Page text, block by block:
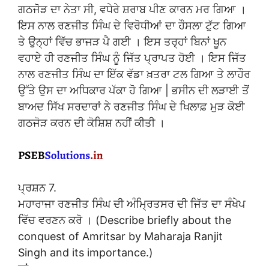
ਗਠਜੋੜ ਦਾ ਨੇਤਾ ਸੀ, ਵਧੇਰੇ ਸ਼ਰਾਬ ਪੀਣ ਕਾਰਨ ਮਰ ਗਿਆ ।
ਇਸ ਨਾਲ ਰਣਜੀਤ ਸਿੰਘ ਦੇ ਵਿਰੋਧੀਆਂ ਦਾ ਹੌਸਲਾ ਟੁੱਟ ਗਿਆ
ਤੇ ਉਨ੍ਹਾਂ ਵਿੱਚ ਭਾਜੜ ਪੈ ਗਈ । ਇਸ ਤਰ੍ਹਾਂ ਬਿਨਾਂ ਖੂਨ
ਵਹਾਏ ਹੀ ਰਣਜੀਤ ਸਿੰਘ ਨੂੰ ਜਿੱਤ ਪ੍ਰਾਪਤ ਹੋਈ । ਇਸ ਜਿੱਤ
ਨਾਲ ਰਣਜੀਤ ਸਿੰਘ ਦਾ ਇੱਕ ਵੱਡਾ ਖ਼ਤਰਾ ਟਲ ਗਿਆ ਤੇ ਲਾਹੌਰ
ਉੱਤੇ ਉਸ ਦਾ ਅਧਿਕਾਰ ਪੱਕਾ ਹੋ ਗਿਆ | ਭਸੀਨ ਦੀ ਲੜਾਈ ਤੋਂ
ਬਾਅਦ ਸਿੱਖ ਸਰਦਾਰਾਂ ਨੇ ਰਣਜੀਤ ਸਿੰਘ ਦੇ ਖਿਲਾਫ਼ ਮੁੜ ਕੋਈ
ਗਠਜੋੜ ਕਰਨ ਦੀ ਕੋਸ਼ਿਸ਼ ਨਹੀਂ ਕੀਤੀ ।
ਪ੍ਰਸ਼ਨ 7.
ਮਹਾਰਾਜਾ ਰਣਜੀਤ ਸਿੰਘ ਦੀ ਅੰਮ੍ਰਿਤਸਰ ਦੀ ਜਿੱਤ ਦਾ ਸੰਖੇਪ
ਵਿੱਚ ਵਰਣਨ ਕਰੋ । (Describe briefly about the
conquest of Amritsar by Maharaja Ranjit
Singh and its importance.)